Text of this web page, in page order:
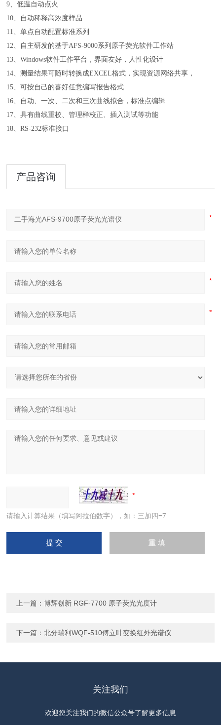
9、低温自动点火
10、自动稀释高浓度样品
11、单点自动配置标准系列
12、自主研发的基于AFS-9000系列原子荧光软件工作站
13、Windows软件工作平台，界面友好，人性化设计
14、测量结果可随时转换成EXCEL格式，实现资源网络共享，
15、可按自己的喜好任意编写报告格式
16、自动、一次、二次和三次曲线拟合，标准点编辑
17、具有曲线重校、管理样校正、插入测试等功能
18、RS-232标准接口
产品咨询
请输入计算结果（填写阿拉伯数字），如：三加四=7
上一篇：博辉创新 RGF-7700 原子荧光光度计
下一篇：北分瑞利WQF-510傅立叶变换红外光谱仪
关注我们
欢迎您关注我们的微信公众号了解更多信息